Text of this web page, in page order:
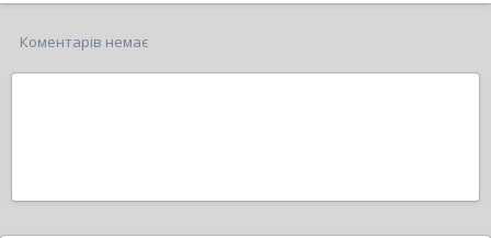
Коментарів немає